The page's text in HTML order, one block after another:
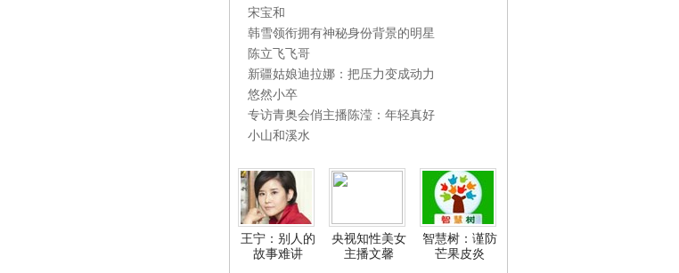
宋宝和
韩雪领衔拥有神秘身份背景的明星
陈立飞飞哥
新疆姑娘迪拉娜：把压力变成动力
悠然小卒
专访青奥会俏主播陈滢：年轻真好
小山和溪水
王宁：别人的
故事难讲
央视知性美女
主播文馨
智慧树：谨防
芒果皮炎